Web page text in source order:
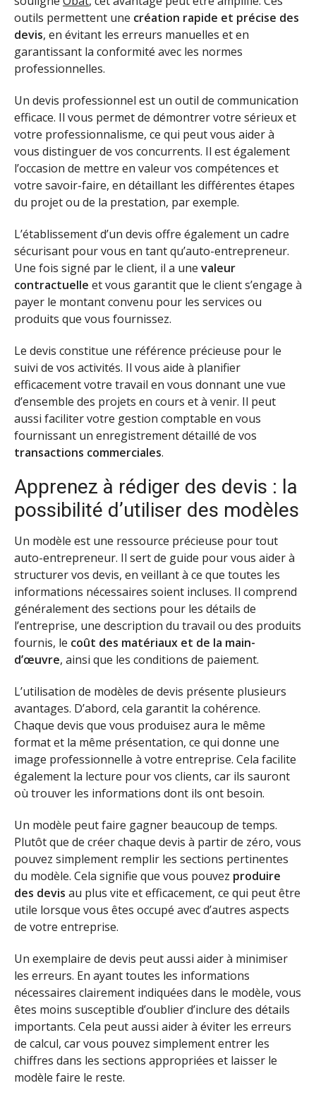
outils permettent une création rapide et précise des
devis, en évitant les erreurs manuelles et en
garantissant la conformité avec les normes
professionnelles.
Un devis professionnel est un outil de communication
efficace. Il vous permet de démontrer votre sérieux et
votre professionnalisme, ce qui peut vous aider à
vous distinguer de vos concurrents. Il est également
l’occasion de mettre en valeur vos compétences et
votre savoir-faire, en détaillant les différentes étapes
du projet ou de la prestation, par exemple.
L’établissement d’un devis offre également un cadre
sécurisant pour vous en tant qu’auto-entrepreneur.
Une fois signé par le client, il a une valeur
contractuelle et vous garantit que le client s’engage à
payer le montant convenu pour les services ou
produits que vous fournissez.
Le devis constitue une référence précieuse pour le
suivi de vos activités. Il vous aide à planifier
efficacement votre travail en vous donnant une vue
d’ensemble des projets en cours et à venir. Il peut
aussi faciliter votre gestion comptable en vous
fournissant un enregistrement détaillé de vos
transactions commerciales.
Apprenez à rédiger des devis : la
possibilité d’utiliser des modèles
Un modèle est une ressource précieuse pour tout
auto-entrepreneur. Il sert de guide pour vous aider à
structurer vos devis, en veillant à ce que toutes les
informations nécessaires soient incluses. Il comprend
généralement des sections pour les détails de
l’entreprise, une description du travail ou des produits
fournis, le coût des matériaux et de la main-
d’œuvre, ainsi que les conditions de paiement.
L’utilisation de modèles de devis présente plusieurs
avantages. D’abord, cela garantit la cohérence.
Chaque devis que vous produisez aura le même
format et la même présentation, ce qui donne une
image professionnelle à votre entreprise. Cela facilite
également la lecture pour vos clients, car ils sauront
où trouver les informations dont ils ont besoin.
Un modèle peut faire gagner beaucoup de temps.
Plutôt que de créer chaque devis à partir de zéro, vous
pouvez simplement remplir les sections pertinentes
du modèle. Cela signifie que vous pouvez produire
des devis au plus vite et efficacement, ce qui peut être
utile lorsque vous êtes occupé avec d’autres aspects
de votre entreprise.
Un exemplaire de devis peut aussi aider à minimiser
les erreurs. En ayant toutes les informations
nécessaires clairement indiquées dans le modèle, vous
êtes moins susceptible d’oublier d’inclure des détails
importants. Cela peut aussi aider à éviter les erreurs
de calcul, car vous pouvez simplement entrer les
chiffres dans les sections appropriées et laisser le
modèle faire le reste.